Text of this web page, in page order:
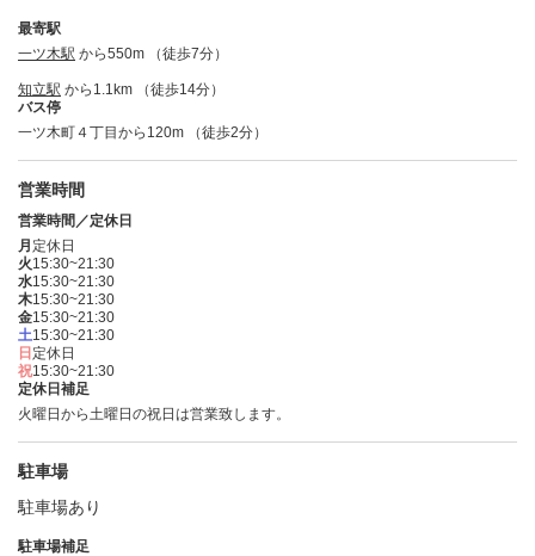
最寄駅
一ツ木駅 から550m （徒歩7分）
知立駅 から1.1km （徒歩14分）
バス停
一ツ木町４丁目から120m （徒歩2分）
営業時間
営業時間／定休日
月 定休日
火15:30~21:30
水15:30~21:30
木15:30~21:30
金15:30~21:30
土15:30~21:30
日 定休日
祝15:30~21:30
定休日補足
火曜日から土曜日の祝日は営業致します。
駐車場
駐車場あり
駐車場補足